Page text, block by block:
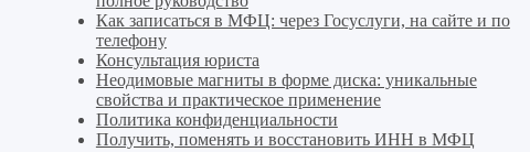
Как записаться в МФЦ: через Госуслуги, на сайте и по
телефону
Консультация юриста
Неодимовые магниты в форме диска: уникальные
свойства и практическое применение
Политика конфиденциальности
Получить, поменять и восстановить ИНН в МФЦ